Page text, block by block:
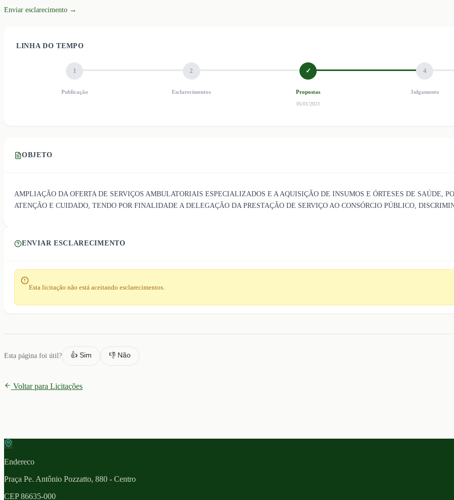
Enviar esclarecimento →
LINHA DO TEMPO
1
Publicação
2
Esclarecimentos
✓
Propostas
05/01/2023
4
Julgamento
OBJETO
AMPLIAÇÃO DA OFERTA DE SERVIÇOS AMBULATORIAIS ESPECIALIZADOS E A AQUISIÇÃO DE INSUMOS E ÓRTESES DE SAÚDE,
ATENÇÃO E CUIDADO, TENDO POR FINALIDADE A DELEGAÇÃO DA PRESTAÇÃO DE SERVIÇO AO CONSÓRCIO PÚBLICO,
ENVIAR ESCLARECIMENTO
Esta licitação não está aceitando esclarecimentos.
Esta página foi útil? 👍 Sim 👎 Não
Voltar para Licitações
Endereco
Praça Pe. Antônio Pozzatto, 880 - Centro
CEP86635-000